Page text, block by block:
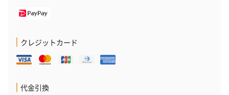
クレジットカード
代金引換